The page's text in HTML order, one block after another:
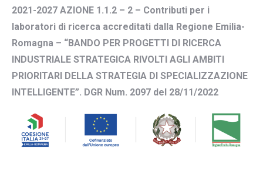
2021-2027 AZIONE 1.1.2 – 2 – Contributi per i
laboratori di ricerca accreditati dalla Regione Emilia-
Romagna – “BANDO PER PROGETTI DI RICERCA
INDUSTRIALE STRATEGICA RIVOLTI AGLI AMBITI
PRIORITARI DELLA STRATEGIA DI SPECIALIZZAZIONE
INTELLIGENTE”. DGR Num. 2097 del 28/11/2022